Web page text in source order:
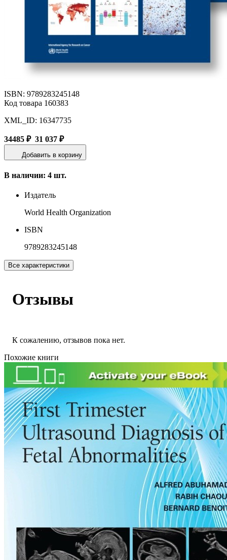
ISBN: 9789283245148
Код товара 160383
XML_ID: 16347735
34485 ₽ 31 037 ₽
Добавить в корзину
В наличии: 4 шт.
Издатель
World Health Organization
ISBN
9789283245148
Все характеристики
Отзывы
К сожалению, отзывов пока нет.
Похожие книги